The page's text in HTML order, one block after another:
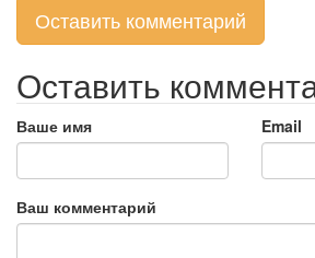
Оставить комментарий
Оставить
Ваше имя Email
Ваш комментарий